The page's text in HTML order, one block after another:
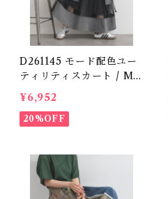
D261145 モード配色ユー
ティリティスカート / Mo
de Color-Block Utility
Skirt
¥6,952
20%OFF